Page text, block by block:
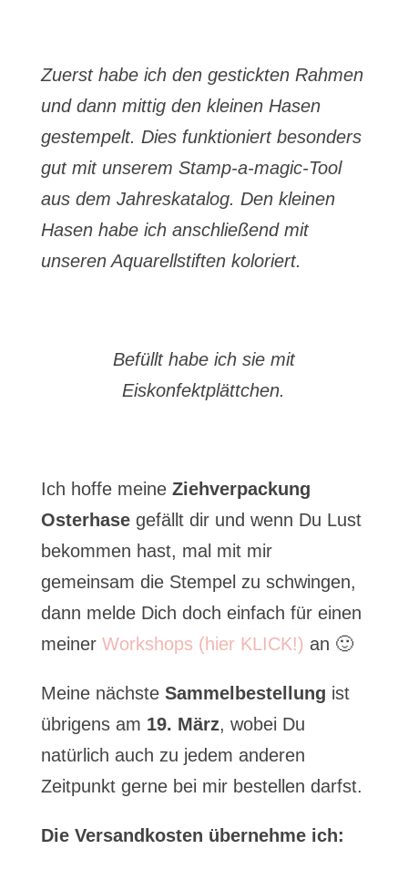
Zuerst habe ich den gestickten Rahmen
und dann mittig den kleinen Hasen
gestempelt. Dies funktioniert besonders
gut mit unserem Stamp-a-magic-Tool
aus dem Jahreskatalog. Den kleinen
Hasen habe ich anschließend mit
unseren Aquarellstiften koloriert.
Befüllt habe ich sie mit
Eiskonfektplättchen.
Ich hoffe meine Ziehverpackung
Osterhasegefällt dir und wenn Du Lust
bekommen hast, mal mit mir
gemeinsam die Stempel zu schwingen,
dann melde Dich doch einfach für einen
meiner Workshops (hier KLICK!) an 🙂
Meine nächste Sammelbestellung ist
übrigens am 19. März, wobei Du
natürlich auch zu jedem anderen
Zeitpunkt gerne bei mir bestellen darfst.
Die Versandkosten übernehme ich: